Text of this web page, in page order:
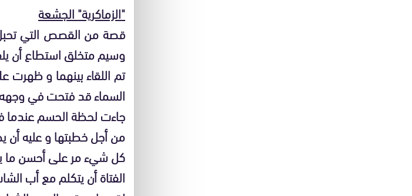
"الزماكرية" الجشعة
قصة من القصص التي
وسيم متخلق استطاع أن
تم اللقاء بينهما و
السماء قد فتحت في
جاءت لحظة الحسم عندما
من أجل خطبتها و عليه أن
كل شيء مر على أحسن ما
الفتاة أن يتكلم مع أب